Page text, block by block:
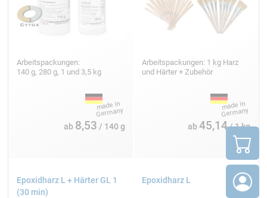
Arbeitspackungen:
140 g, 280 g, 1 und 3,5 kg
ab 8,53 / 140 g
Arbeitspackungen: 1 kg Harz
und Härter + Zubehör
ab45,14/ 1 kg
Epoxidharz L + Härter GL 1
(30 min)
Epoxidharz L